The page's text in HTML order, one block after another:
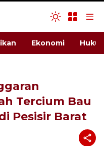
Ekonomi
Tercium Bau
Pesisir Barat